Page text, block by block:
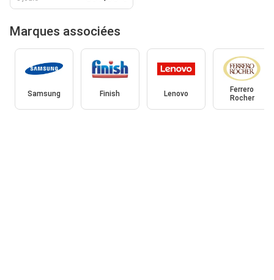
Marques associées
Samsung Finish Lenovo
Ferrero
Rocher